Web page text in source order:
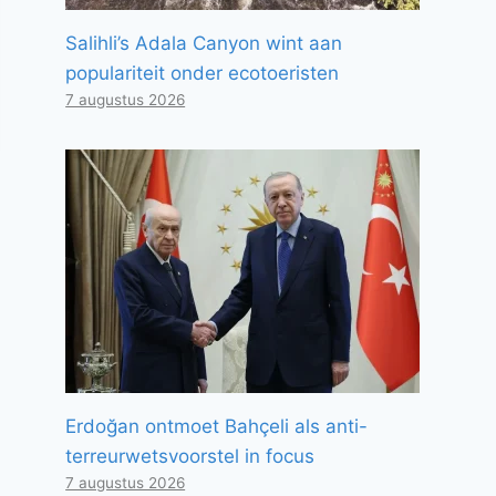
Salihli’s Adala Canyon wint aan
populariteit onder ecotoeristen
7 augustus 2026
Erdoğan ontmoet Bahçeli als anti-
terreurwetsvoorstel in focus
7 augustus 2026